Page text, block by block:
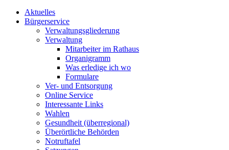
Aktuelles
Bürgerservice
Verwaltungsgliederung
Verwaltung
Mitarbeiter im Rathaus
Organigramm
Was erledige ich wo
Formulare
Ver- und Entsorgung
Online Service
Interessante Links
Wahlen
Gesundheit (überregional)
Überörtliche Behörden
Notruftafel